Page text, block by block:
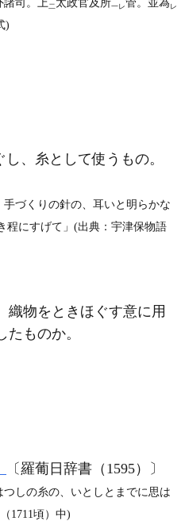
二 一レ レ
)
、糸として使うもの。
づくりの針の、耳いと明らかな
程にすげて」(出典：宇津保物語
織物をときほぐす意に用
ものか。
〔羅葡日辞書（1595）〕
しの糸の、いとしとまでに思は
1711頃）中)